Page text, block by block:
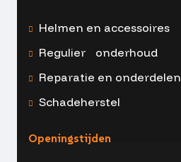
Helmen en accessoires
Regulier onderhoud
Reparatie en onderdelen
Schadeherstel
Openingstijden